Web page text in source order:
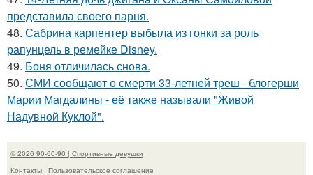
представила своего парня.
48. Сабрина карпентер выбыла из гонки за роль
рапунцель в ремейке Disney.
49. Боня отличилась снова.
50. СМИ сообщают о смерти 33-летней треш - блогерши
Марии Магдалины - её также называли "Живой
Надувной Куклой".
© 2026 90-60-90 | Спортивные девушки
Контакты
Пользовательское соглашение